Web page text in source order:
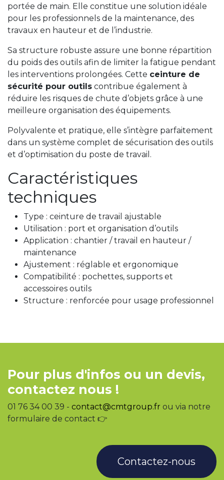
portée de main. Elle constitue une solution idéale
pour les professionnels de la maintenance, des
travaux en hauteur et de l’industrie.
Sa structure robuste assure une bonne répartition
du poids des outils afin de limiter la fatigue pendant
les interventions prolongées. Cette ceinture de
sécurité pour outils contribue également à
réduire les risques de chute d’objets grâce à une
meilleure organisation des équipements.
Polyvalente et pratique, elle s’intègre parfaitement
dans un système complet de sécurisation des outils
et d’optimisation du poste de travail.
Caractéristiques
techniques
Type : ceinture de travail ajustable
Utilisation : port et organisation d’outils
Application : chantier / travail en hauteur /
maintenance
Ajustement : réglable et ergonomique
Compatibilité : pochettes, supports et
accessoires outils
Structure : renforcée pour usage professionnel
Pour plus d'infos ou un devis,
contactez nous !
01 76 34 00 39 - contact@cmtgroup.fr ou via notre
formulaire de contact 👉
Contactez-nous